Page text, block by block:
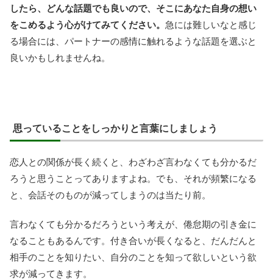
したら、どんな話題でも良いので、そこにあなた自身の想い
をこめるよう心がけてみてください。 急には難しいなと感じ
る場合には、パートナーの感情に触れるような話題を選ぶと
良いかもしれませんね。
思っていることをしっかりと言葉にしましょう
恋人との関係が長く続くと、わざわざ言わなくても分かるだ
ろうと思うことってありますよね。でも、それが頻繁になる
と、会話そのものが減ってしまうのは当たり前。
言わなくても分かるだろうという考えが、倦怠期の引き金に
なることもあるんです。付き合いが長くなると、だんだんと
相手のことを知りたい、自分のことを知って欲しいという欲
求が減ってきます。